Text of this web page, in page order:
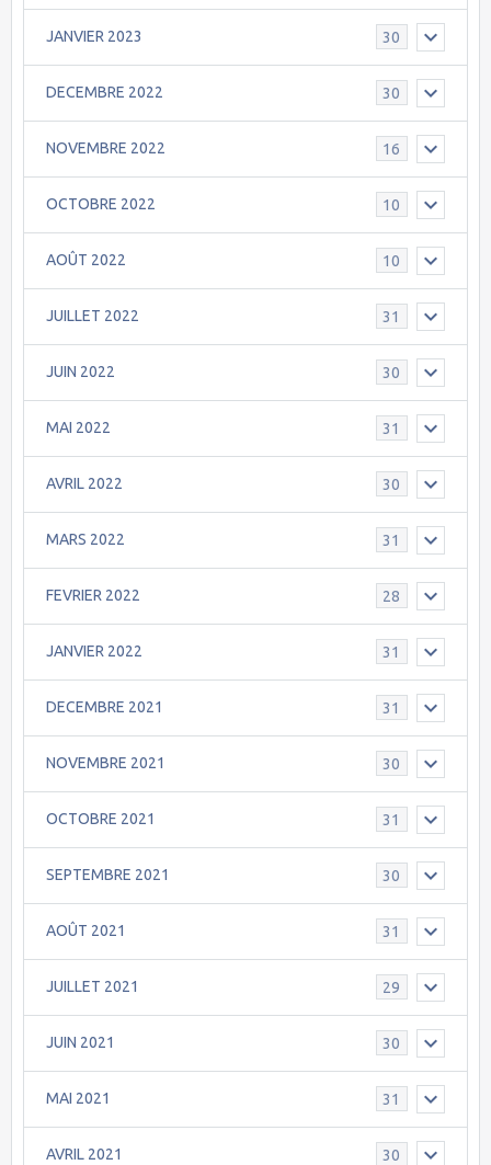
JANVIER 2023 30
DECEMBRE 2022 30
NOVEMBRE 2022 16
OCTOBRE 2022 10
AOÛT 2022 10
JUILLET 2022 31
JUIN 2022 30
MAI 2022 31
AVRIL 2022 30
MARS 2022 31
FEVRIER 2022 28
JANVIER 2022 31
DECEMBRE 2021 31
NOVEMBRE 2021 30
OCTOBRE 2021 31
SEPTEMBRE 2021 30
AOÛT 2021 31
JUILLET 2021 29
JUIN 2021 30
MAI 2021 31
AVRIL 2021 30